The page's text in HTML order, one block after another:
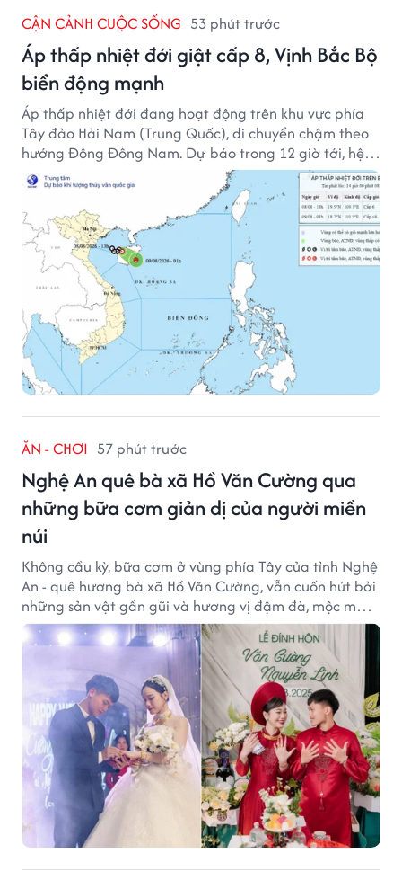
CẬN CẢNH CUỘC SỐNG 53 phút trước
Áp thấp nhiệt đới giật cấp 8, Vịnh Bắc Bộ
biển động mạnh
Áp thấp nhiệt đới đang hoạt động trên khu vực phía
Tây đảo Hải Nam (Trung Quốc), di chuyển chậm theo
hướng Đông Đông Nam. Dự báo trong 12 giờ tới, hệ
thống này suy yếu dần thành vùng áp thấp.
ĂN - CHƠI 57 phút trước
Nghệ An quê bà xã Hồ Văn Cường qua
những bữa cơm giản dị của người miền
núi
Không cầu kỳ, bữa cơm ở vùng phía Tây của tỉnh Nghệ
An - quê hương bà xã Hồ Văn Cường, vẫn cuốn hút bởi
những sản vật gần gũi và hương vị đậm đà, mộc mạc
của núi rừng.